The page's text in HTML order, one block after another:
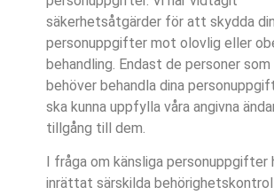
säkerhetsåtgärder för att skydda
personuppgifter mot olovlig eller
behandling. Endast de personer
behöver behandla dina
ska kunna uppfylla våra angivna
tillgång till dem.
I fråga om känsliga personuppgifter
inrättat särskilda